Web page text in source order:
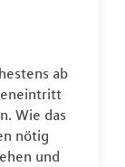
ab
Wie das
nötig
und